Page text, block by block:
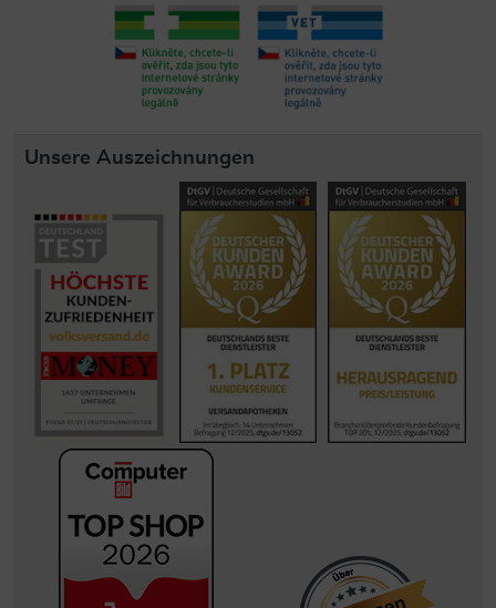
Unsere Auszeichnungen